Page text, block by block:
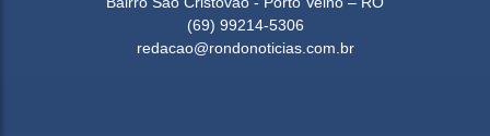
(69) 99214-5306
redacao@rondonoticias.com.br